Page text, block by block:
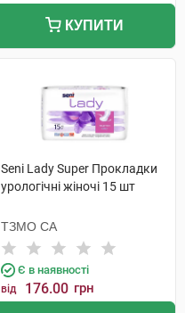
КУПИТИ
Seni Lady Super Прокладки
урологічні жіночі 15 шт
ТЗМО СА
Є в наявності
від 176.00 грн